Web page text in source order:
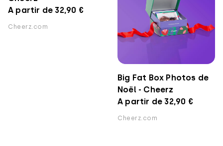
A partir de 32,90 €
Cheerz.com
Big Fat Box Photos de
Noël - Cheerz
A partir de 32,90 €
Cheerz.com